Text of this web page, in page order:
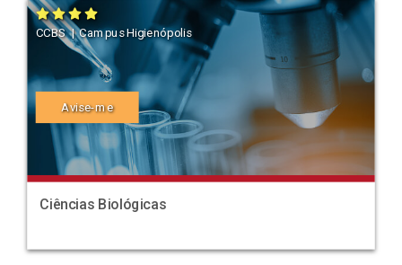
CCBS | Campus Higienópolis
Avise-me
Ciências Biológicas